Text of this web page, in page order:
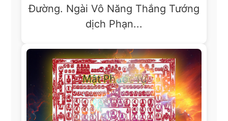
Ðường. Ngài Vô Năng Thắng Tướng
dịch Phạn...